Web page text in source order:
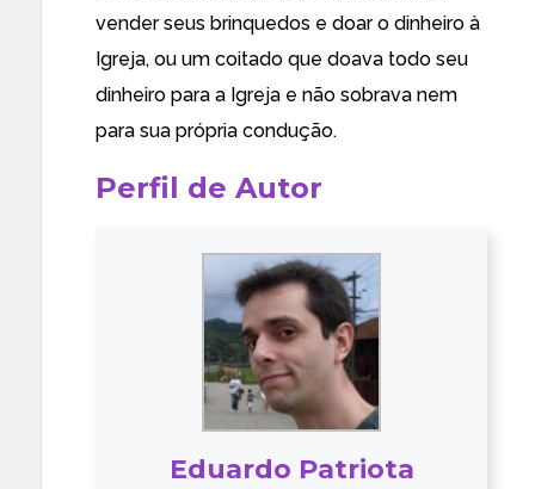
vender seus brinquedos e doar o dinheiro à
Igreja, ou um coitado que doava todo seu
dinheiro para a Igreja e não sobrava nem
para sua própria condução.
Perfil de Autor
Eduardo Patriota